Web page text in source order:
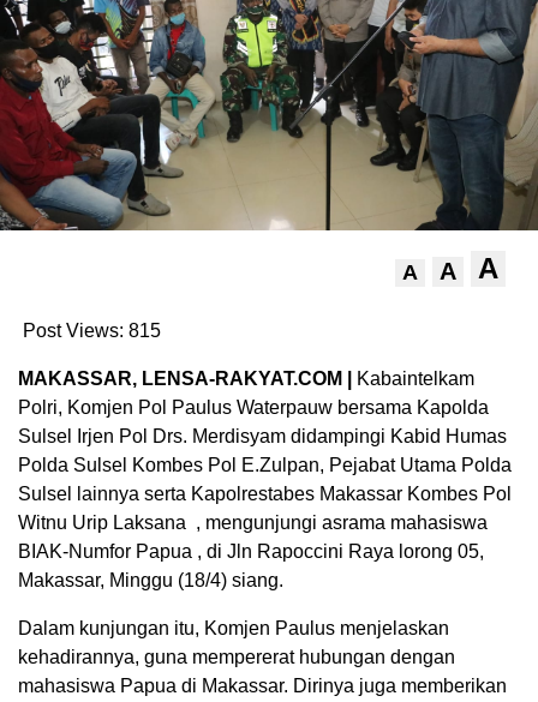
A A A
Post Views: 815
MAKASSAR, LENSA-RAKYAT.COM |
Kabaintelkam
Polri, Komjen Pol Paulus Waterpauw bersama Kapolda
Sulsel Irjen Pol Drs. Merdisyam didampingi Kabid Humas
Polda Sulsel Kombes Pol E.Zulpan, Pejabat Utama Polda
Sulsel lainnya serta Kapolrestabes Makassar Kombes Pol
Witnu Urip Laksana , mengunjungi asrama mahasiswa
BIAK-Numfor Papua , di Jln Rapoccini Raya lorong 05,
Makassar, Minggu (18/4) siang.
Dalam kunjungan itu, Komjen Paulus menjelaskan
kehadirannya, guna mempererat hubungan dengan
mahasiswa Papua di Makassar. Dirinya juga memberikan